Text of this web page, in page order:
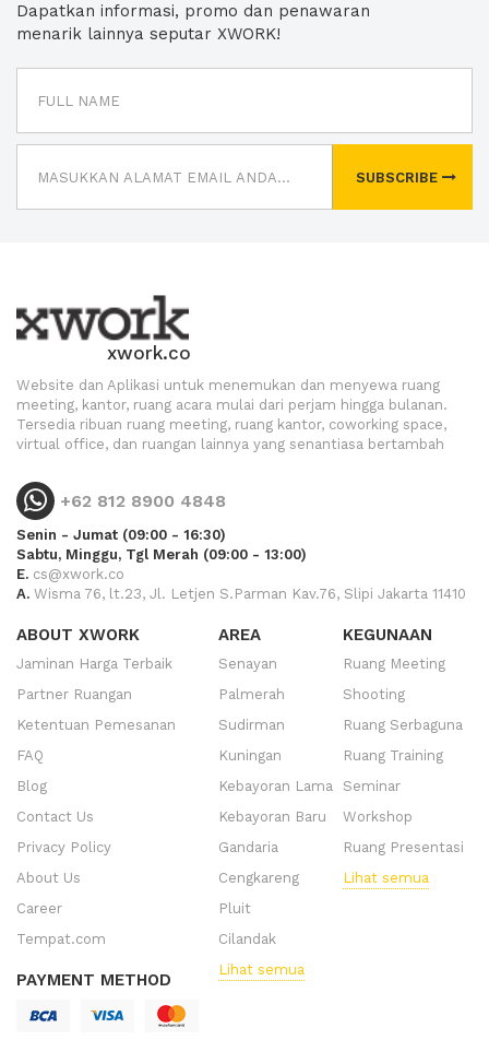
Dapatkan informasi, promo dan penawaran
menarik lainnya seputar XWORK!
SUBSCRIBE
xwork.co
Website dan Aplikasi untuk menemukan dan menyewa ruang
meeting, kantor, ruang acara mulai dari perjam hingga bulanan.
Tersedia ribuan ruang meeting, ruang kantor, coworking space,
virtual office, dan ruangan lainnya yang senantiasa bertambah
+62 812 8900 4848
Senin - Jumat (09:00 - 16:30)
Sabtu, Minggu, Tgl Merah (09:00 - 13:00)
E. cs@xwork.co
A. Wisma 76, lt.23, Jl. Letjen S.Parman Kav.76, Slipi Jakarta 11410
ABOUT XWORK
Jaminan Harga Terbaik
Partner Ruangan
Ketentuan Pemesanan
FAQ
Blog
Contact Us
Privacy Policy
About Us
Career
Tempat.com
PAYMENT METHOD
AREA
Senayan
Palmerah
Sudirman
Kuningan
Kebayoran Lama
Kebayoran Baru
Gandaria
Cengkareng
Pluit
Cilandak
Lihat semua
KEGUNAAN
Ruang Meeting
Shooting
Ruang Serbaguna
Ruang Training
Seminar
Workshop
Ruang Presentasi
Lihat semua